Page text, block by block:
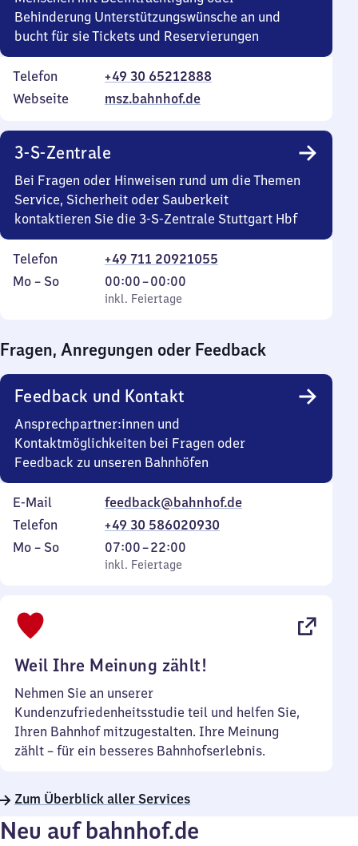
Behinderung Unterstützungswünsche an und
bucht für sie Tickets und Reservierungen
Telefon
+49 30 65212888
Webseite
msz.bahnhof.de
3-S-Zentrale
Bei Fragen oder Hinweisen rund um die Themen
Service, Sicherheit oder Sauberkeit
kontaktieren Sie die 3-S-Zentrale Stuttgart Hbf
Telefon
+49 711 20921055
Montag
Mo – So,
inkl. Feiertage
00:00–00:00
Von
0
0
Uhr
inkl. Feiertage
Fragen, Anregungen oder Feedback
Feedback und Kontakt
Ansprechpartner:innen und
Kontaktmöglichkeiten bei Fragen oder
Feedback zu unseren Bahnhöfen
E-Mail
feedback@bahnhof.de
Telefon
+49 30 586020930
Montag
Mo – So,
inkl. Feiertage
07:00–22:00
Von
7
inkl. Feiertage
Weil Ihre Meinung zählt!
Nehmen Sie an unserer
Kundenzufriedenheitsstudie teil und helfen Sie,
Ihren Bahnhof mitzugestalten. Ihre Meinung
zählt – für ein besseres Bahnhofserlebnis.
Zum Überblick aller Services
Neu auf bahnhof.de